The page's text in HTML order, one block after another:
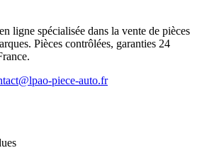
ligne spécialisée dans la vente de pièces
Pièces contrôlées, garanties 24
piece-auto.fr